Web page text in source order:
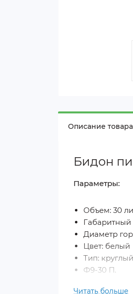
Описание товара
Бидон
Параметры:
Объем: 30
Диаметр
Цвет: белый
Тип: круглый
Ф9-30 П.
Читать больше